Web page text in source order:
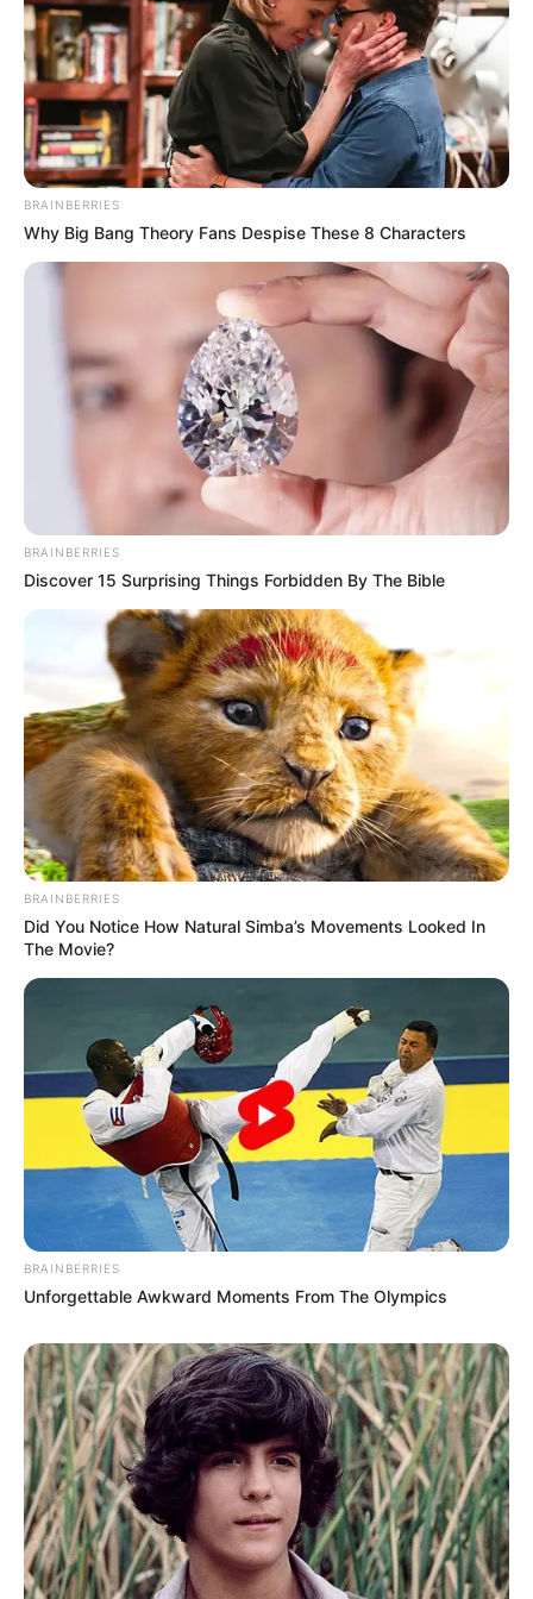
Líder: Rodrigo Gambale (SP). E-mail:
dep.rodrigogambale@camara.leg.br/ Telefone: (61) 3215-5939.
-132
PSB - Partido Socialista Brasileiro
Integrantes: 15
Líder: Pedro Campos (PE). E-mail:
dep.pedrocampos@camara.leg.br/ Telefone: (61) 3215-5846.
Integrantes: 8
Líder: Luis Tibé (MG). E-mail:dep.luistibe@camara.leg.br
Telefone: (61) 3215-5632.
PRD - Partido Renovação Democrática
Telefone: (61) 3215-5633.
VEJA TAMBÉM:
+R$ 1.214,40: A Insalubridade do ACE é de 40%.
Insalubridade dos ACS deve ser calculado em 2...
Canal Especial da Efetivação dos ACS e ACE
Após decisão do STF: Como será os Concursos Internos?
Fonte: JASB com informações da CONACS e Câmara dos
Edição Geral: JASB.
Encaminhamento de denúncia ao JASB: falejasb @ gmail.com
Publicação:JASB - Jornal dos Agentes de Saúde do Brasil
www.jasb.com.br.
O jornalismo do JASB.com.br precisa de você para continuar
marcando ponto na vida dos ACS e ACE.
Compartilhe as nossas
notícias em suas redes sociais!
-ad3
Receba notícias
direto no celular entrando nos nossos grupos.
Clique na opção preferida:
WhatsApp, | Telegram |Facebook ou Inscreva-se nocanal
doJASB no YouTube
BRAINBERRIES
Why Big Bang Theory Fans Despise These 8 Characters
BRAINBERRIES
Discover 15 Surprising Things Forbidden By The Bible
BRAINBERRIES
Did You Notice How Natural Simba’s Movements Looked In
The Movie?
BRAINBERRIES
Unforgettable Awkward Moments From The Olympics